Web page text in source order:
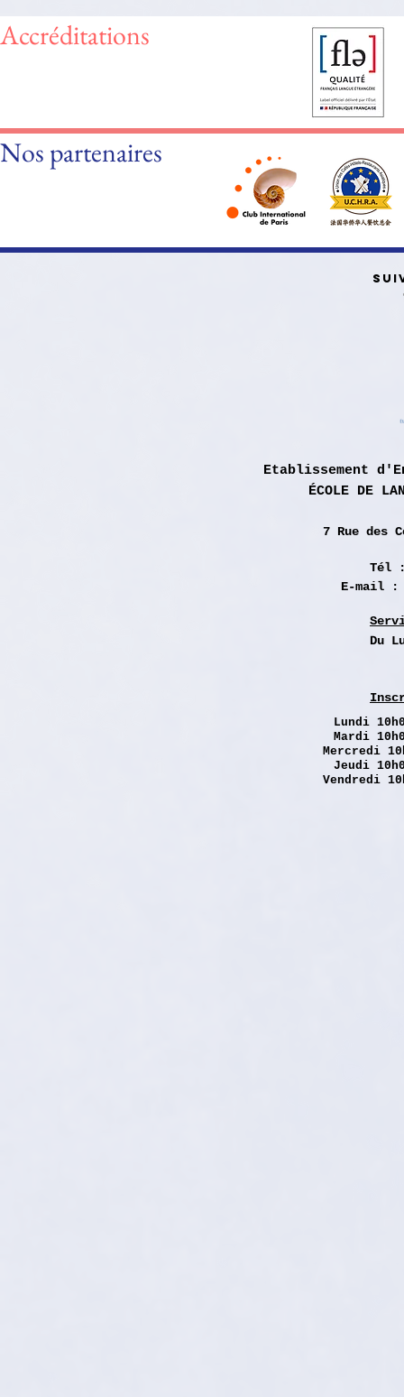
Accréditations
Nos partenaires
Etablissement
ÉCOLE DE
7 Rue des
Tél
E-mail
Du
Lundi
Mardi
Mercredi
Jeudi
Vendredi